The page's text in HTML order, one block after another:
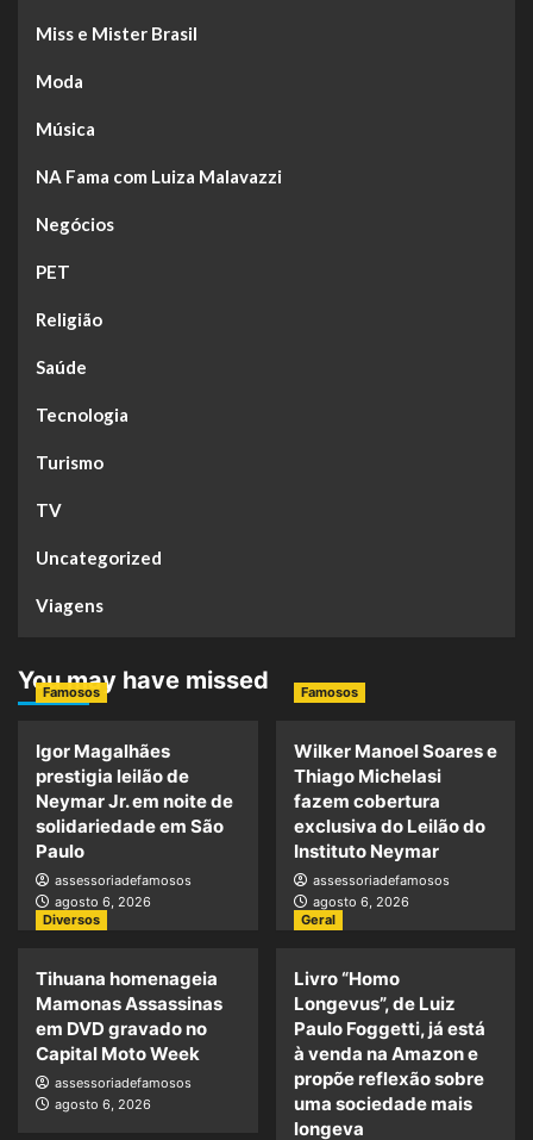
Miss e Mister Brasil
Moda
Música
NA Fama com Luiza Malavazzi
Negócios
PET
Religião
Saúde
Tecnologia
Turismo
TV
Uncategorized
Viagens
You may have missed
Famosos
Igor Magalhães
prestigia leilão de
Neymar Jr. em noite de
solidariedade em São
Paulo
assessoriadefamosos
agosto 6, 2026
Famosos
Wilker Manoel Soares e
Thiago Michelasi
fazem cobertura
exclusiva do Leilão do
Instituto Neymar
assessoriadefamosos
agosto 6, 2026
Diversos
Tihuana homenageia
Mamonas Assassinas
em DVD gravado no
Capital Moto Week
assessoriadefamosos
agosto 6, 2026
Geral
Livro “Homo
Longevus”, de Luiz
Paulo Foggetti, já está
à venda na Amazon e
propõe reflexão sobre
uma sociedade mais
longeva